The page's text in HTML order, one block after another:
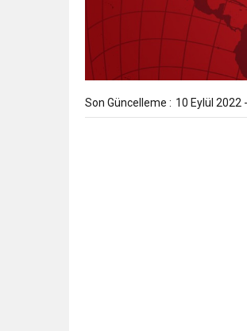
Son Güncelleme : 10 Eylül 2022